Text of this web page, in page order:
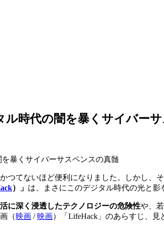
ル時代の闇を暴くサイバー
つてないほど便利になりました。しかし、
） 」 は、まさにこのデジタル時代の光と影
に深く浸透したテクノロジーの危険性や、
（映画 / 映画）
「LifeHack」のあらすじ、